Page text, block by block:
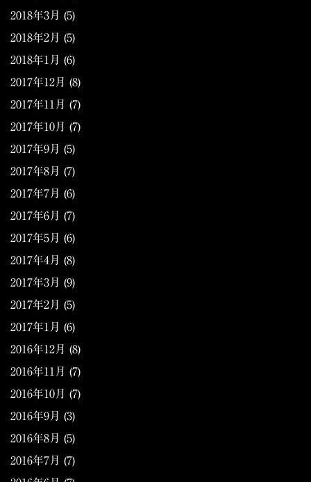
2018年3月 (5)
2018年2月 (5)
2018年1月 (6)
2017年12月 (8)
2017年11月 (7)
2017年10月 (7)
2017年9月 (5)
2017年8月 (7)
2017年7月 (6)
2017年6月 (7)
2017年5月 (6)
2017年4月 (8)
2017年3月 (9)
2017年2月 (5)
2017年1月 (6)
2016年12月 (8)
2016年11月 (7)
2016年10月 (7)
2016年9月 (3)
2016年8月 (5)
2016年7月 (7)